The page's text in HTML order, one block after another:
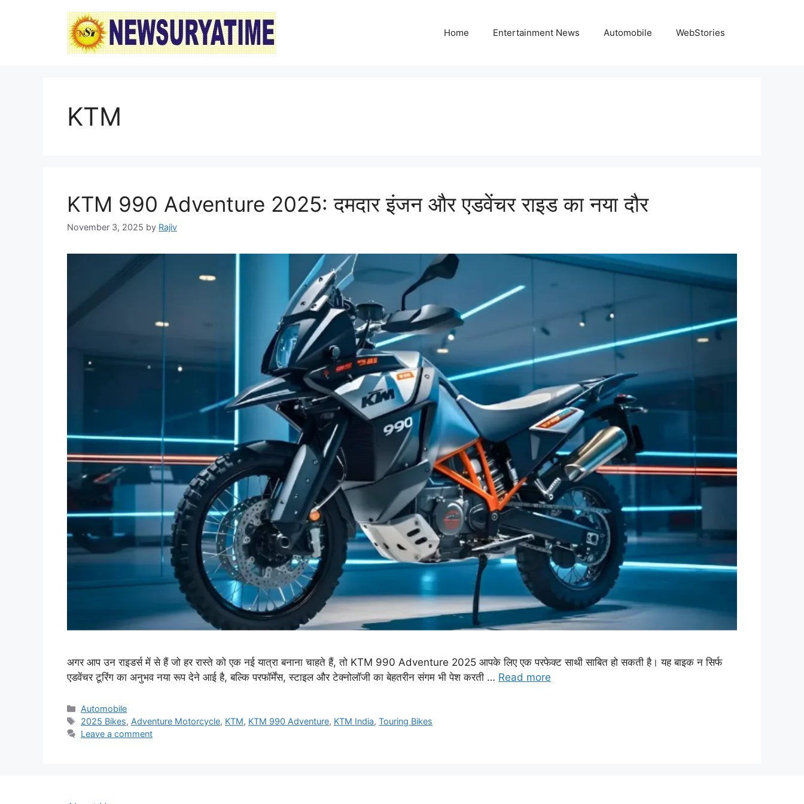
Home Entertainment News Automobile WebStories
KTM
KTM 990 Adventure 2025: दमदार इंजन और एडवेंचर राइड का नया दौर
November 3, 2025 by Rajiv
अगर आप उन राइडर्स में से हैं जो हर रास्ते को एक नई यात्रा बनाना चाहते हैं, तो KTM 990 Adventure 2025 आपके लिए एक परफेक्ट साथी साबित हो सकती है। यह बाइक न सिर्फ
एडवेंचर टूरिंग का अनुभव नया रूप देने आई है, बल्कि परफॉर्मेंस, स्टाइल और टेक्नोलॉजी का बेहतरीन संगम भी पेश करती … Read more
Categories
Automobile
Tags
2025 Bikes, Adventure Motorcycle, KTM, KTM 990 Adventure, KTM India,Touring Bikes
Leave a comment